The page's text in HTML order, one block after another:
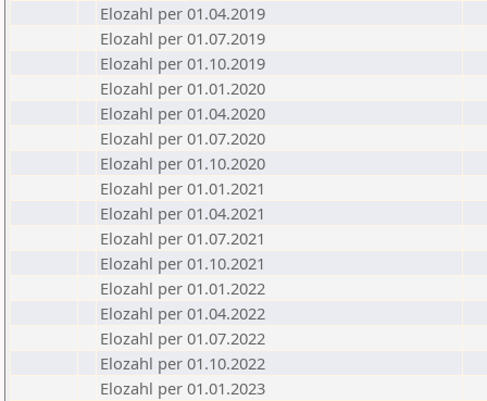
Elozahl per 01.04.2019
Elozahl per 01.07.2019
Elozahl per 01.10.2019
Elozahl per 01.01.2020
Elozahl per 01.04.2020
Elozahl per 01.07.2020
Elozahl per 01.10.2020
Elozahl per 01.01.2021
Elozahl per 01.04.2021
Elozahl per 01.07.2021
Elozahl per 01.10.2021
Elozahl per 01.01.2022
Elozahl per 01.04.2022
Elozahl per 01.07.2022
Elozahl per 01.10.2022
Elozahl per 01.01.2023